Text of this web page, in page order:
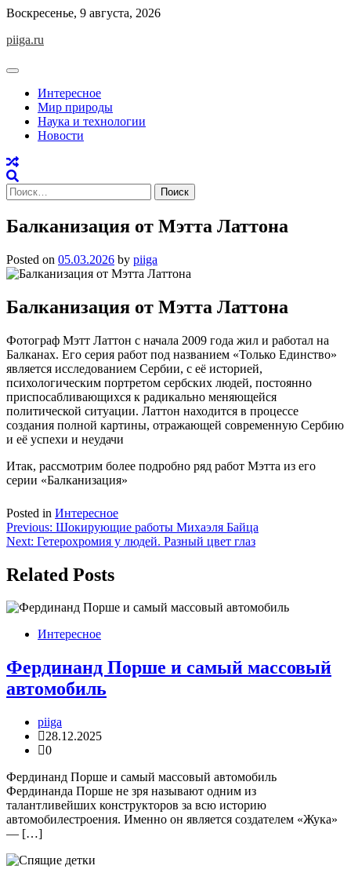
Skip
content
Воскресенье, 9 августа, 2026
piiga.ru
Интересное
Мир природы
Наука и технологии
Новости
Найти:
Балканизация от Мэтта Латтона
Posted on 05.03.2026 by piiga
Балканизация от Мэтта Латтона
Фотограф Мэтт Латтон с начала 2009 года жил и работал на
Балканах. Его серия работ под названием «Только Единство»
является исследованием Сербии, с её историей,
психологическим портретом сербских людей, постоянно
приспосабливающихся к радикально меняющейся
политической ситуации. Латтон находится в процессе
создания полной картины, отражающей современную Сербию
и её успехи и неудачи
Итак, рассмотрим более подробно ряд работ Мэтта из его
серии «Балканизация»
Posted in Интересное
Навигация
по
записям
Previous: Шокирующие работы Михаэля Байца
Next: Гетерохромия у людей. Разный цвет глаз
Related Posts
Интересное
Фердинанд Порше и самый массовый
автомобиль
piiga
28.12.2025
0
Фердинанд Порше и самый массовый автомобиль
Фердинанда Порше не зря называют одним из
талантливейших конструкторов за всю историю
автомобилестроения. Именно он является создателем «Жука»
— […]